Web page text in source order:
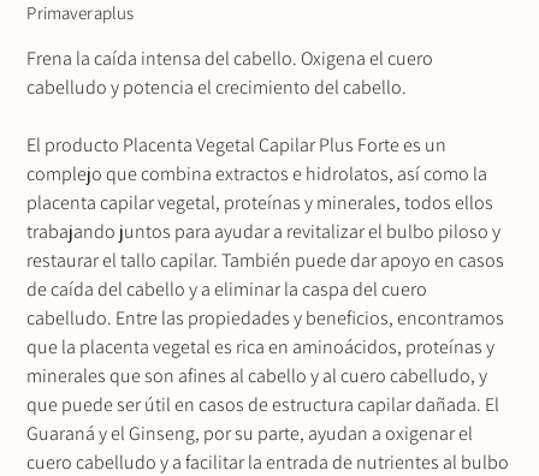
Primaveraplus
Frena la caída intensa del cabello. Oxigena el cuero
cabelludo y potencia el crecimiento del cabello.
El producto Placenta Vegetal Capilar Plus Forte es un
complejo que combina extractos e hidrolatos, así como la
placenta capilar vegetal, proteínas y minerales, todos ellos
trabajando juntos para ayudar a revitalizar el bulbo piloso y
restaurar el tallo capilar. También puede dar apoyo en casos
de caída del cabello y a eliminar la caspa del cuero
cabelludo. Entre las propiedades y beneficios, encontramos
que la placenta vegetal es rica en aminoácidos, proteínas y
minerales que son afines al cabello y al cuero cabelludo, y
que puede ser útil en casos de estructura capilar dañada. El
Guaraná y el Ginseng, por su parte, ayudan a oxigenar el
cuero cabelludo y a facilitar la entrada de nutrientes al bulbo